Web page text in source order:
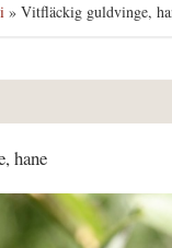
» Vitfläckig guldvinge,
hane